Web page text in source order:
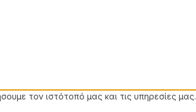
τον ιστότοπό μας και τις υπηρεσίες μας.